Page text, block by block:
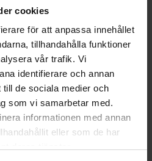
cookies
för att anpassa innehållet
tillhandahålla funktioner
vår trafik. Vi
identifierare och annan
till de sociala medier och
som vi samarbetar med.
informationen med annan
eller som de har
Modwave MKII
Wavetablesynt, kaoss physics
och motion sequencing 2.0, 37
tangenter, 60 stereo rösters
2,9 kg
6590 kr
store local_shipping